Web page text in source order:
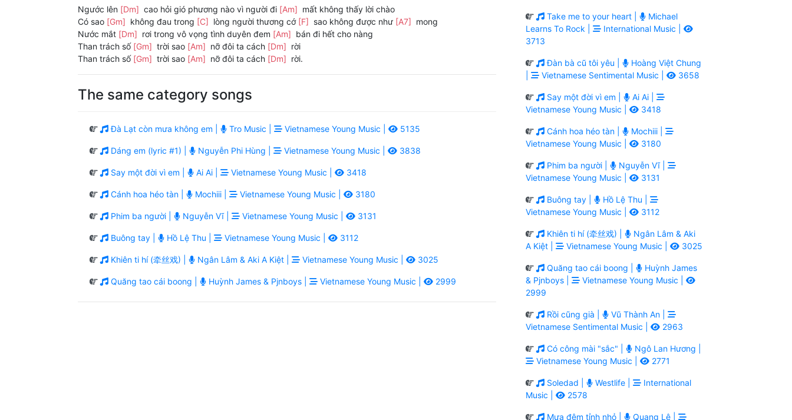
Ngước lên [Dm] cao hỏi gió phương nào vì người đi [Am] mất không thấy lời chào
Có sao [Gm] không đau trong [C] lòng người thương cớ [F] sao không được như [A7] mong
Nước mắt [Dm] rơi trong vô vọng tình duyên đem [Am] bán đi hết cho nàng
Than trách số [Gm] trời sao [Am] nỡ đôi ta cách [Dm] rời
Than trách số [Gm] trời sao [Am] nỡ đôi ta cách [Dm] rời.
The same category songs
Đà Lạt còn mưa không em | Tro Music | Vietnamese Young Music | 5135
Dáng em (lyric #1) | Nguyễn Phi Hùng | Vietnamese Young Music | 3838
Say một đời vì em | Ai Ai | Vietnamese Young Music | 3418
Cánh hoa héo tàn | Mochiii | Vietnamese Young Music | 3180
Phim ba người | Nguyễn Vĩ | Vietnamese Young Music | 3131
Buông tay | Hồ Lệ Thu | Vietnamese Young Music | 3112
Khiên ti hí (牵丝戏) | Ngân Lâm & Aki A Kiệt | Vietnamese Young Music | 3025
Quăng tao cái boong | Huỳnh James & Pjnboys | Vietnamese Young Music | 2999
Take me to your heart |
Michael
Learns To Rock |
International Music |
3713
Đàn bà cũ tôi yêu |
Hoàng Việt Chung
Vietnamese Sentimental Music | 3658
Say một đời vì em |
Ai Ai |
Vietnamese Young Music |
3418
Cánh hoa héo tàn |
Mochiii |
Vietnamese Young Music |
3180
Phim ba người |
Nguyễn Vĩ |
Vietnamese Young Music |
3131
Buông tay |
Hồ Lệ Thu |
Vietnamese Young Music |
3112
Khiên ti hí (牵丝戏) |
Ngân Lâm & Aki
A Kiệt |
Vietnamese Young Music | 3025
Quăng tao cái boong |
Huỳnh James
& Pjnboys |
Vietnamese Young Music |
2999
Rồi cũng già |
Vũ Thành An |
Vietnamese Sentimental Music |
2963
Có công mài "sắc" |
Ngô Lan Hương |
Vietnamese Young Music |
2771
Soledad | Westlife |
International
Music |
2578
Mưa đêm tỉnh nhỏ | Quang Lê |